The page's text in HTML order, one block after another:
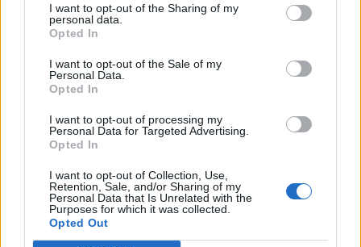
I want to opt-out of the Sharing of my
personal data.
Opted In
I want to opt-out of the Sale of my
Personal Data.
Opted In
I want to opt-out of processing my
Personal Data for Targeted Advertising.
Opted In
I want to opt-out of Collection, Use,
Retention, Sale, and/or Sharing of my
Personal Data that Is Unrelated with the
Purposes for which it was collected.
Opted Out
komplementy, stosunku do dzieci czy idealnego prezentu....
Jaki zawód do Ciebie pasuje? (dla kobiet)